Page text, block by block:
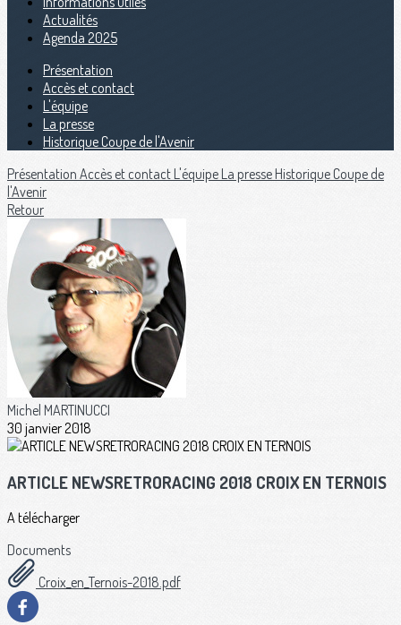
Actualités
Agenda 2025
Présentation
Accès et contact
L'équipe
La presse
Historique Coupe de l'Avenir
Présentation Accès et contactL'équipeLa presseHistorique Coupe de
l'Avenir
Retour
Michel MARTINUCCI
30 janvier 2018
ARTICLE NEWSRETRORACING 2018 CROIX EN TERNOIS
A télécharger
Documents
Croix_en_Ternois-2018.pdf